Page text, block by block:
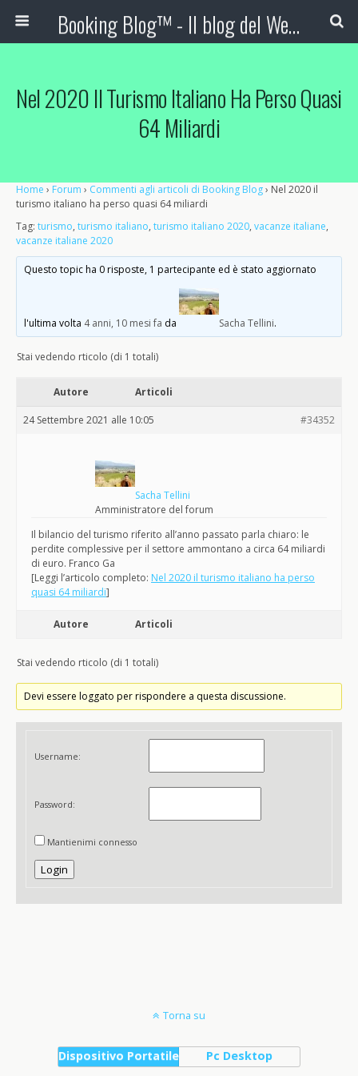
Booking Blog™ - Il blog del Web Marketing Turistico
Nel 2020 Il Turismo Italiano Ha Perso Quasi
64 Miliardi
Home › Forum › Commenti agli articoli di Booking Blog› Nel 2020 il
turismo italiano ha perso quasi 64 miliardi
Tag: turismo, turismo italiano, turismo italiano 2020, vacanze italiane,
vacanze italiane 2020
Questo topic ha 0 risposte, 1 partecipante ed è stato aggiornato
l'ultima volta 4 anni, 10 mesi fa da Sacha Tellini.
Stai vedendo rticolo (di 1 totali)
Autore Articoli
24 Settembre 2021 alle 10:05 #34352
Sacha Tellini
Amministratore del forum
Il bilancio del turismo riferito all’anno passato parla chiaro: le
perdite complessive per il settore ammontano a circa 64 miliardi
di euro. Franco Ga
[Leggi l’articolo completo: Nel 2020 il turismo italiano ha perso
quasi 64 miliardi]
Autore Articoli
Stai vedendo rticolo (di 1 totali)
Devi essere loggato per rispondere a questa discussione.
Username:
Password:
Mantienimi connesso
Login
Torna su
Dispositivo Portatile Pc Desktop